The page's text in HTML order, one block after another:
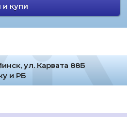
и купи
ул. Карвата 88Б
и РБ